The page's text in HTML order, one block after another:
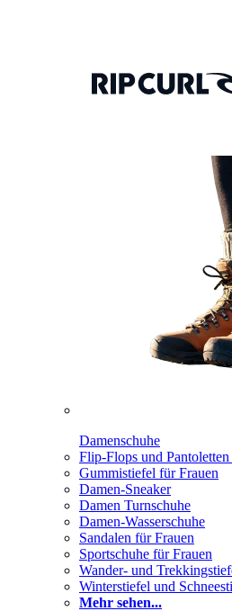
Damenschuhe
Flip-Flops und
Gummistiefel für Frauen
Damen-Sneaker
Damen Turnschuhe
Damen-Wasserschuhe
Sandalen für Frauen
Sportschuhe für Frauen
Wander- und
Winterstiefel und
Mehr sehen...